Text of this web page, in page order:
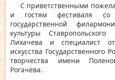
С приветственными
и гостям фестиваля со
государственной
культуры
Лихачева и специалист
искусства Государственного
творчества имени
Рогачёва.